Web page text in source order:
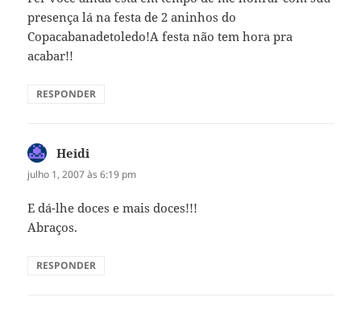
presença lá na festa de 2 aninhos do
Copacabanadetoledo!A festa não tem hora pra
acabar!!
RESPONDER
Heidi
julho 1, 2007 às 6:19 pm
E dá-lhe doces e mais doces!!!
Abraços.
RESPONDER